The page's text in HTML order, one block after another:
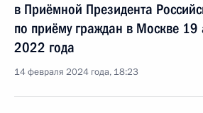
в Приёмной Президента
по приёму граждан в Москве 19
2022 года
14 февраля 2024 года, 18:23